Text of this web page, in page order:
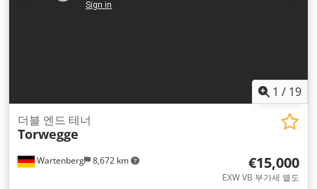
1 / 19
Wartenberg 8,672 km
더블 엔드 테너
Torwegge
€15,000
EXW VB 부가세 별도